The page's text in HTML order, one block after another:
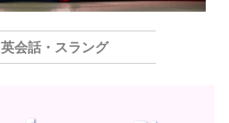
英会話・スラング